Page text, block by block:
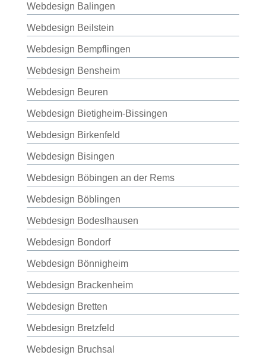
Webdesign Balingen
Webdesign Beilstein
Webdesign Bempflingen
Webdesign Bensheim
Webdesign Beuren
Webdesign Bietigheim-Bissingen
Webdesign Birkenfeld
Webdesign Bisingen
Webdesign Böbingen an der Rems
Webdesign Böblingen
Webdesign Bodeslhausen
Webdesign Bondorf
Webdesign Bönnigheim
Webdesign Brackenheim
Webdesign Bretten
Webdesign Bretzfeld
Webdesign Bruchsal